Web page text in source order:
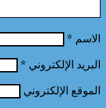
الاسم *
البريد الإلكتروني *
الموقع الإلكتروني